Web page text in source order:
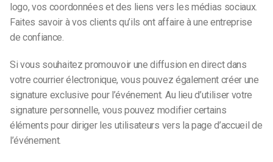
logo, vos coordonnées et des liens vers les médias sociaux.
Faites savoir à vos clients qu’ils ont affaire à une entreprise
de confiance.
Si vous souhaitez promouvoir une diffusion en direct dans
votre courrier électronique, vous pouvez également créer une
signature exclusive pour l’événement. Au lieu d’utiliser votre
signature personnelle, vous pouvez modifier certains
éléments pour diriger les utilisateurs vers la page d’accueil de
l’événement.